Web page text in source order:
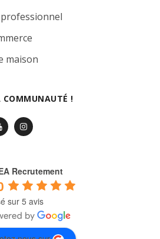
maison
COMMUNAUTÉ !
Recrutement
sur 5 avis